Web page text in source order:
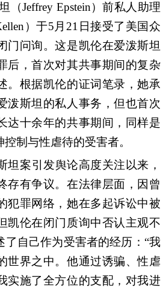
（Jeffrey Epstein）前私人助理
）于5月21日接受了美国众
门问询。这是凯伦在爱泼斯坦
后，首次对其共事期间的复杂
。根据凯伦的证词笔录，她承
泼斯坦的私人事务，但也首次
达十余年的共事期间，同样是
制与性虐待的受害者。
坦案引发舆论高度关注以来，
存有争议。在法律层面，因曾
犯罪网络，她在多起诉讼中被
凯伦在闭门质询中否认主观不
了自己作为受害者的经历：“我
世界之中。他通过诱骗、性虐
实施了全方位的支配，对我进